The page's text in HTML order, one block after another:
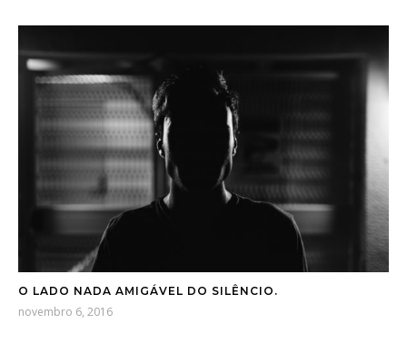
O LADO NADA AMIGÁVEL DO SILÊNCIO.
novembro 6, 2016